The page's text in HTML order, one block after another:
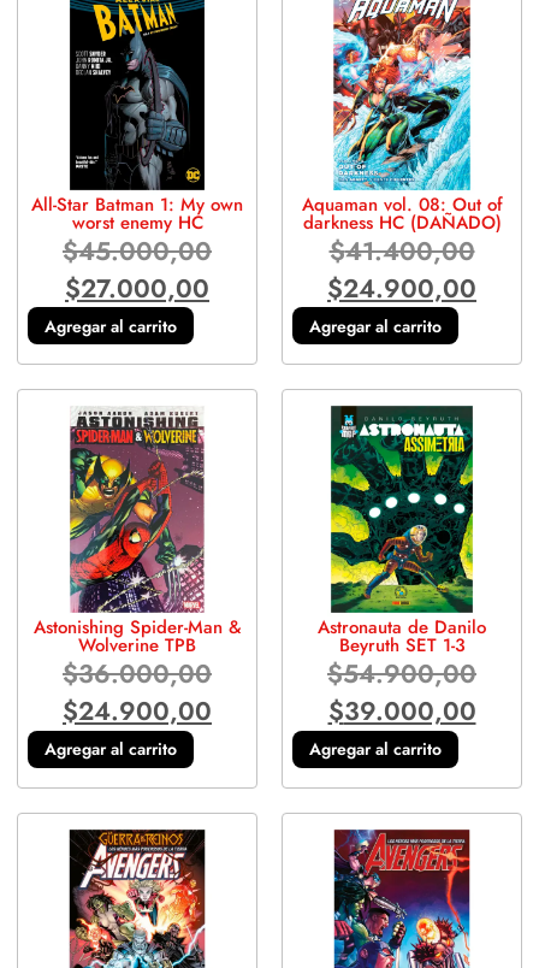
All-Star Batman 1: My own
worst enemy HC
$45.000,00
$27.000,00
Agregar al carrito
Aquaman vol. 08: Out of
darkness HC (DAÑADO)
$41.400,00
$24.900,00
Agregar al carrito
Astonishing Spider-Man &
Wolverine TPB
$36.000,00
$24.900,00
Agregar al carrito
Astronauta de Danilo
Beyruth SET 1-3
$54.900,00
$39.000,00
Agregar al carrito